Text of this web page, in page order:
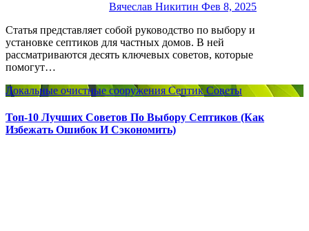
Вячеслав Никитин Фев 8, 2025
Статья представляет собой руководство по выбору и
установке септиков для частных домов. В ней
рассматриваются десять ключевых советов, которые
помогут…
Локальные очистные сооружения Септик Советы
Топ-10 Лучших Советов По Выбору Септиков (Как
Избежать Ошибок И Сэкономить)